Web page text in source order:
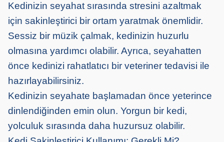
Kedinizin seyahat sırasında stresini azaltmak
için sakinleştirici bir ortam yaratmak önemlidir.
Sessiz bir müzik çalmak, kedinizin huzurlu
olmasına yardımcı olabilir. Ayrıca, seyahatten
önce kedinizi rahatlatıcı bir veteriner tedavisi ile
hazırlayabilirsiniz.
Kedinizin seyahate başlamadan önce yeterince
dinlendiğinden emin olun. Yorgun bir kedi,
yolculuk sırasında daha huzursuz olabilir.